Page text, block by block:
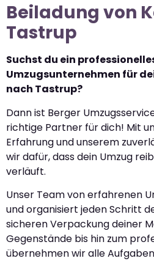
Beiladung von
Tastrup
Suchst du ein
Umzugsunternehmen für
nach Tastrup?
Dann ist Berger
richtige Partner für dich! Mit
Erfahrung und unserem
wir dafür, dass dein Umzug
verläuft.
Unser Team von erfahrenen
und organisiert jeden Schritt
sicheren Verpackung deiner
Gegenstände bis hin zum
übernehmen wir alle